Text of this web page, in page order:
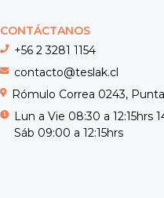
CONTÁCTANOS
+56 2 3281 1154
contacto@teslak.cl
Rómulo Correa 0243,
Lun a Vie 08:30 a 12:15hrs
Sáb 09:00 a 12:15hrs